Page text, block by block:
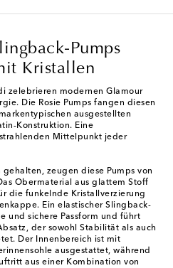
Pumps
Kristallen
zelebrieren modernen Glamour
Die Rosie Pumps fangen diesen
ausgestellten
Konstruktion. Eine
Mittelpunkt jeder
zeugen diese Pumps von
Obermaterial aus glattem Stoff
die funkelnde Kristallverzierung
Ein elastischer Slingback-
und sichere Passform und führt
der sowohl Stabilität als auch
Der Innenbereich ist mit
ausgestattet, während
aus einer Kombination von